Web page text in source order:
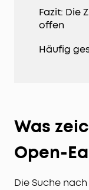
Fazit: Die
offen
Häufig
Was
Open-
Die Suche